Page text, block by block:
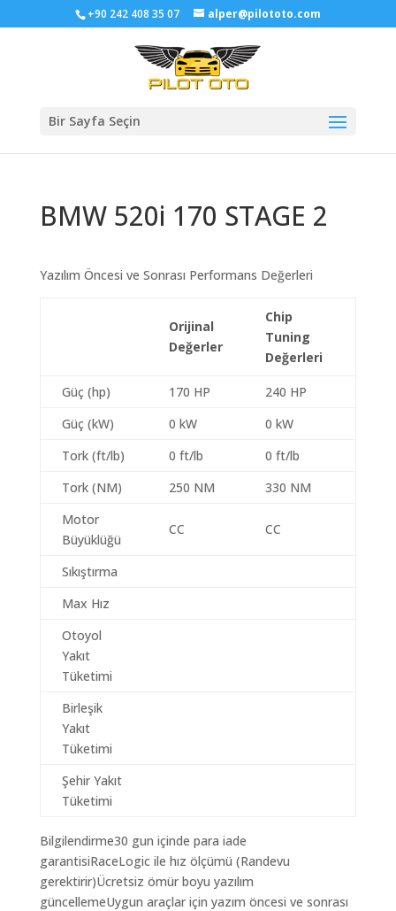
+90 242 408 35 07 alper@pilototo.com
Bir Sayfa Seçin
BMW 520i 170 STAGE 2
Yazılım Öncesi ve Sonrası Performans Değerleri
Orijinal
Değerler
Chip
Tuning
Değerleri
Güç (hp) 170 HP
240 HP
Güç (kW)
0 kW
0 kW
Tork (ft/lb)
0 ft/lb
0 ft/lb
Tork (NM)
250 NM
330 NM
Motor
Büyüklüğü
CC CC
Sıkıştırma
Max Hız
Otoyol
Yakıt
Tüketimi
Birleşik
Yakıt
Tüketimi
Şehir Yakıt
Tüketimi
Bilgilendirme30 gun içinde para iade
garantisiRaceLogic ile hız ölçümü (Randevu
gerektirir)Ücretsiz ömür boyu yazılım
güncellemeUygun araçlar için yazım öncesi ve sonrası